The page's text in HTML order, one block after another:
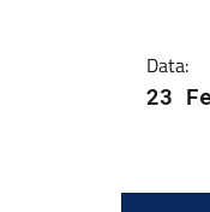
Data:
23